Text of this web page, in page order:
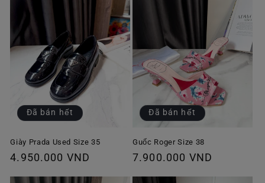
Đã bán hết
Giày Prada Used Size 35
Giá
4.950.000 VND
Đã bán hết
Guốc Roger Size 38
Giá
7.900.000 VND